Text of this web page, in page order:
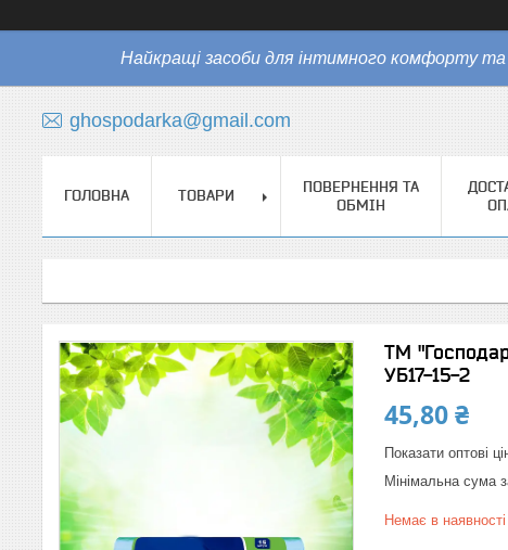
Найкращі засоби для інтимного комфорту та
ghospodarka@gmail.com
ГОЛОВНА ТОВАРИ
ПОВЕРНЕННЯ ТА
ОБМІН
ТМ
УБ17-15-2
45,80 ₴
Показати оптові
Мінімальна сума
Немає в наявності